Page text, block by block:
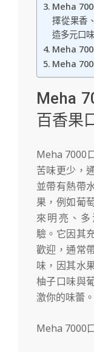
Meha
擇從果香
造多元口
Meha
Meha
Meha
百香果
Meha 7000
苦味更少，
並帶有熱帶
果，例如葡
來明亮、
驗。 它因其
歡迎，通常
味，因其水
柚子口味與
激你的味蕾。
Meha 7000